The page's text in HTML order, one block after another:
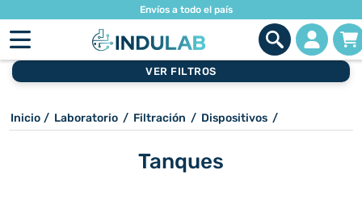
Envíos a todo el país
VER FILTROS
Inicio / Laboratorio / Filtración / Dispositivos /
Tanques